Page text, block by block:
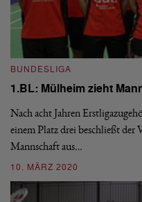
BUNDESLIGA
1.BL: Mülheim zieht
Nach acht Jahren
einem Platz drei beschließt der
Mannschaft aus…
10. MÄRZ 2020